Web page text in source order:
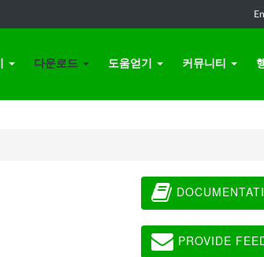
다운로드 도움얻기 커뮤니티
PROVIDE